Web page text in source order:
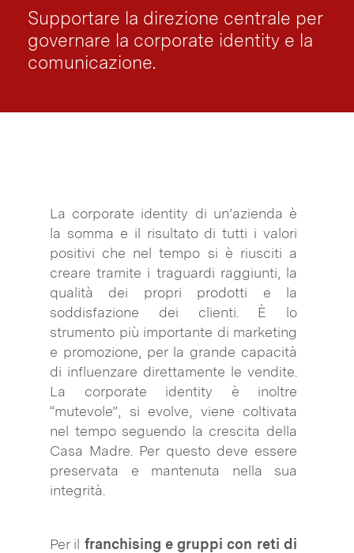
Supportare la direzione centrale per
governare la corporate identity e la
comunicazione.
La corporate identity di un’azienda è
la somma e il risultato di tutti i valori
positivi che nel tempo si è riusciti a
creare tramite i traguardi raggiunti, la
qualità dei propri prodotti e la
soddisfazione dei clienti. È lo
strumento più importante di marketing
e promozione, per la grande capacità
di influenzare direttamente le vendite.
La corporate identity è inoltre
“mutevole”, si evolve, viene coltivata
nel tempo seguendo la crescita della
Casa Madre. Per questo deve essere
preservata e mantenuta nella sua
integrità.
Per il franchising e gruppi con reti di